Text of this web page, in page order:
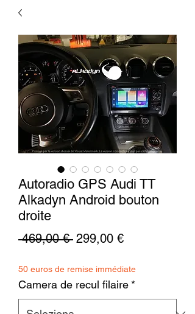
Autoradio GPS Audi TT
Alkadyn Android bouton
droite
469,00 € Prezzo
299,00 €Prezzo
50 euros de remise immédiate
Camera de recul filaire *